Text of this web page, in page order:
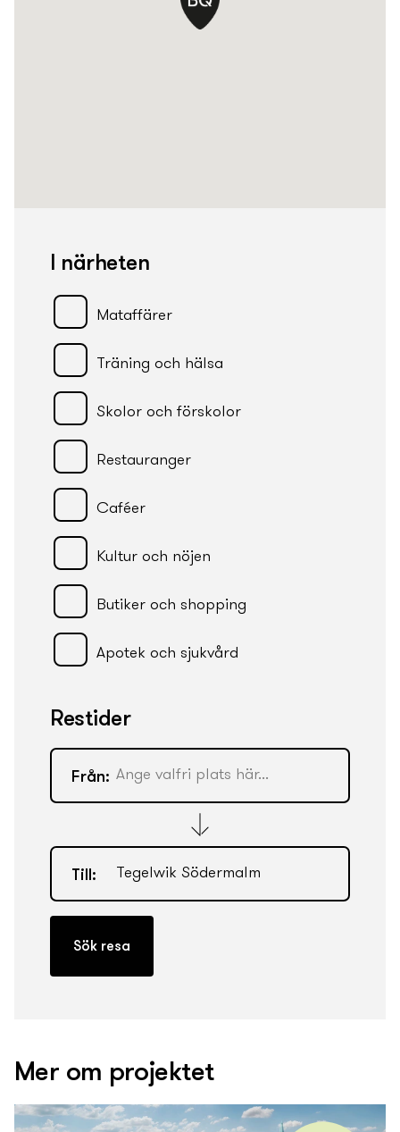
Restider
Från:
Till:
I närheten
Mataffärer
Träning och hälsa
Skolor och förskolor
Restauranger
Caféer
Kultur och nöjen
Butiker och shopping
Apotek och sjukvård
Mer om projektet